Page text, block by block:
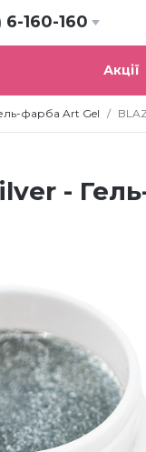
6-160-160
Акції
фарба Art Gel
-